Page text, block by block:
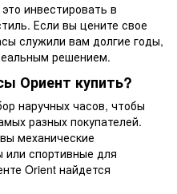
инвестировать в
Если вы цените свое
служили вам долгие годы,
решением.
Ориент купить?
наручных часов, чтобы
разных покупателей.
механические
или спортивные для
Orient найдется